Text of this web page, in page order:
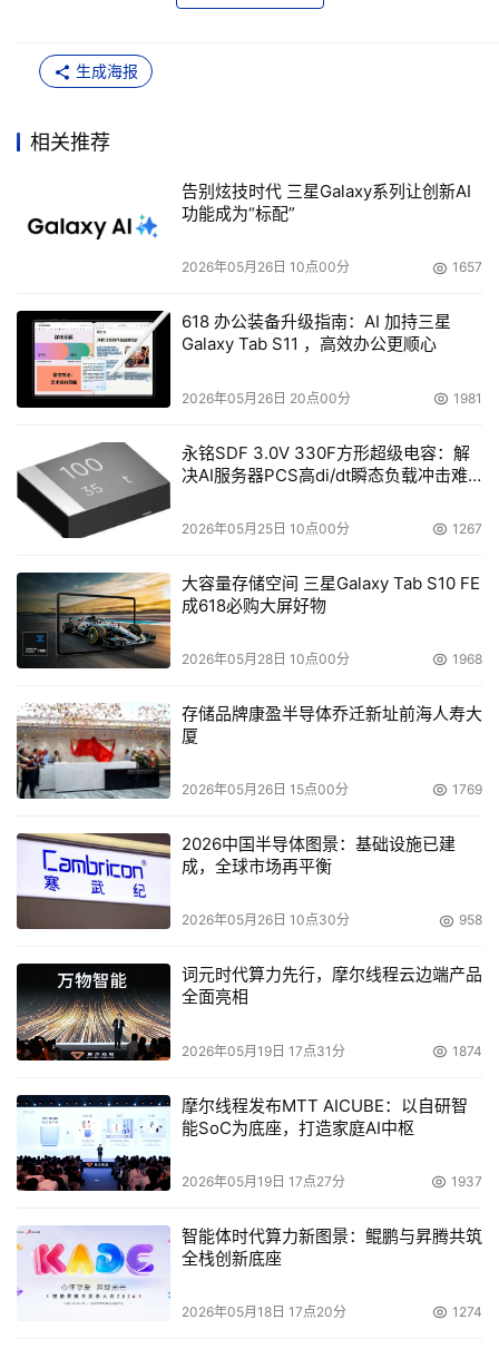
推出了沉默舞者Ⅱ，变动不大，只是提升了风扇，原来性能
就很强，在这次升级之后，在降温的同时更降低噪音，保持
造，这也是这款散热器具有高效的导热效果的重要基础。
6根热导管，采用创新性的弯曲设计，优美曲线下隐藏的是
高效的导热能力，能够将底片的热量迅速传至鳍片。
沉默舞者Ⅱ散热鳍片中间是VRM导风罩，内部安装了一个
噪音也仅仅只有25dBA。
细节之处，处处体现着华硕的强大设计，为沉默舞者Ⅱ具有
项关于优异散热效果的奖项，在接下来我们配合5000+的
超频测试中，能否获得同样傲人的成绩呢？
说完沉默舞者Ⅱ，我们不得不提黑盒5000+。这颗U自打上
面，突破流行的超频只能超外频，大胆的放开了倍频供消费
者来挖掘性能，甚至被广大消费者流传为，这些处理器是
AMD特挑体制好的CPU，生产出来专供超频使用。
AMD AM2 Athlon64 X2 5000+ Black Edition核心代号为
Brisbane，其主频和普通的Athlon 64 X2 5000+一样为
2.6G，外频为200MHz，倍频为13，拥有1M(每颗核心各有
512K)的二级缓存，支持1GHz HT总线频率，最高可支持到
双通道DDR2-800内存。工作电压为1.3V，功耗为65W
TDP，并且支持MMX+、3DNow!+、SSE、SSE2、
SSE3、X86-64指令集。
中"ADO5000"表示是桌面用Athlon 64 X2 5000+处理
器，"I"表示采用Socket AM2接口，"AA"表示具备智能温控
技术，"5"表示处理器二级缓存大小为512KB×2，"DS"表示
粗看之下，可能区别并不是很大，但是为什么还这么被消费
者津津乐道呢？
生成海报
相关推荐
告别炫技时代 三星Galaxy系列让创新AI
功能成为“标配”
2026年05月26日 10点00分 1657
618 办公装备升级指南：AI 加持三星
Galaxy Tab S11 ，高效办公更顺心
2026年05月26日 20点00分 1981
永铭SDF 3.0V 330F方形超级电容：解
决AI服务器PCS高di/dt瞬态负载冲击难
2026年05月25日 10点00分 1267
大容量存储空间 三星Galaxy Tab S10 FE
成618必购大屏好物
2026年05月28日 10点00分 1968
存储品牌康盈半导体乔迁新址前海人寿大
厦
2026年05月26日 15点00分 1769
2026中国半导体图景：基础设施已建
成，全球市场再平衡
2026年05月26日 10点30分 958
词元时代算力先行，摩尔线程云边端产品
全面亮相
2026年05月19日 17点31分 1874
摩尔线程发布MTT AICUBE：以自研智
能SoC为底座，打造家庭AI中枢
2026年05月19日 17点27分 1937
智能体时代算力新图景：鲲鹏与昇腾共筑
全栈创新底座
2026年05月18日 17点20分 1274